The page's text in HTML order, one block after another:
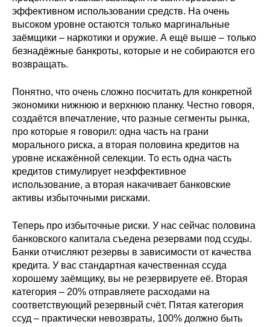
эффективном использовании средств. На очень
высоком уровне остаются только маргинальные
заёмщики – наркотики и оружие. А ещё выше – только
безнадёжные банкроты, которые и не собираются его
возвращать.
Понятно, что очень сложно посчитать для конкретной
экономики нижнюю и верхнюю планку. Честно говоря,
создаётся впечатление, что разные сегменты рынка,
про которые я говорил: одна часть на грани
морального риска, а вторая половина кредитов на
уровне искажённой селекции. То есть одна часть
кредитов стимулирует неэффективное
использование, а вторая накачивает банковские
активы избыточными рисками.
Теперь про избыточные риски. У нас сейчас половина
банковского капитала съедена резервами под ссуды.
Банки отчисляют резервы в зависимости от качества
кредита. У вас стандартная качественная ссуда
хорошему заёмщику, вы не резервируете её. Вторая
категория – 20% отправляете расходами на
соответствующий резервный счёт. Пятая категория
ссуд – практически невозвраты, 100% должно быть